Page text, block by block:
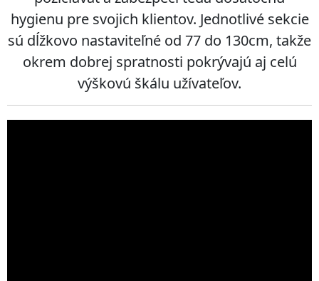
hygienu pre svojich klientov. Jednotlivé sekcie
sú dĺžkovo nastaviteľné od 77 do 130cm, takže
okrem dobrej spratnosti pokrývajú aj celú
výškovú škálu užívateľov.